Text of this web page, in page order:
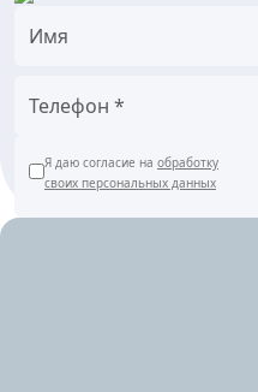
Я даю согласие на обработку
своих персональных данных